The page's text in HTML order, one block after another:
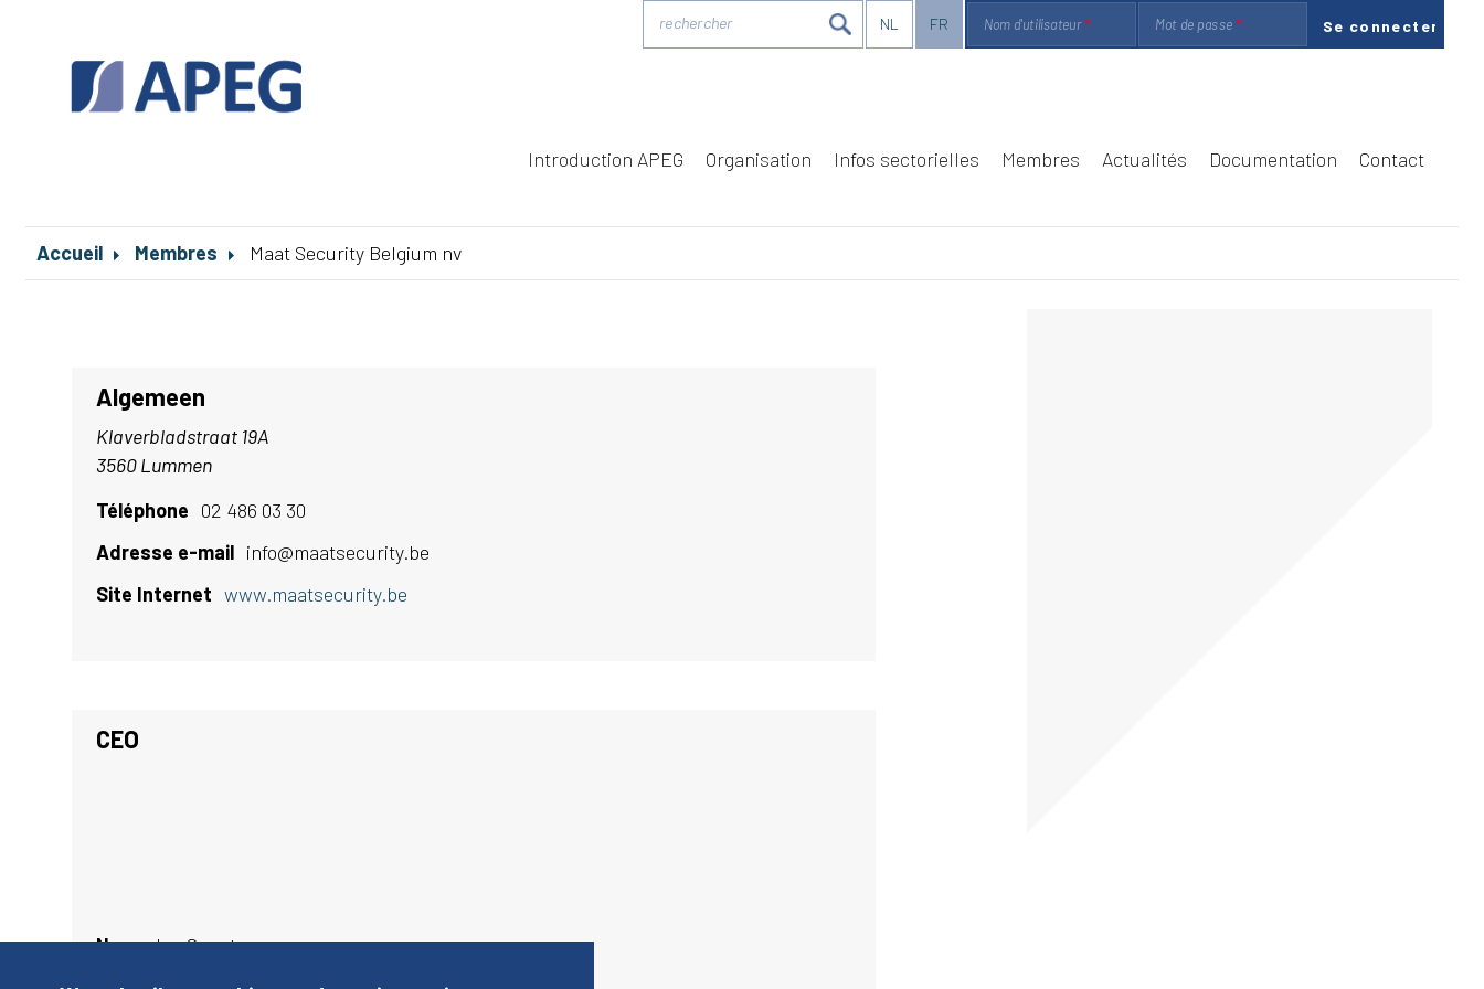
Nom d'utilisateur Mot de passe
NL FR
rechercher
Introduction APEG Organisation Infos sectorielles Membres Actualités Documentation Contact
Accueil Membres Maat Security Belgium nv
Algemeen
Klaverbladstraat 19A
3560 Lummen
Téléphone 02 486 03 30
Adresse e-mail info@maatsecurity.be
Site Internet www.maatsecurity.be
CEO
Nom Jan Swerts